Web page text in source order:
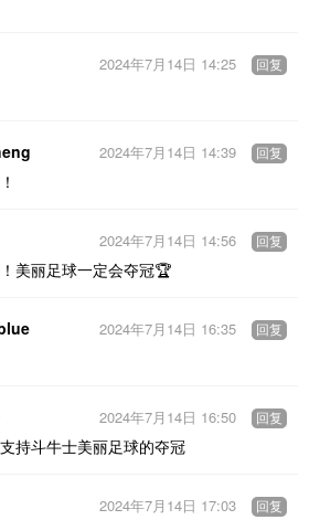
2024年7月14日 14:25 回复
2024年7月14日 14:39 回复
美丽足球一定会夺冠🏆
2024年7月14日 14:56 回复
2024年7月14日 16:35 回复
持斗牛士美丽足球的夺冠
2024年7月14日 16:50 回复
2024年7月14日 17:03 回复